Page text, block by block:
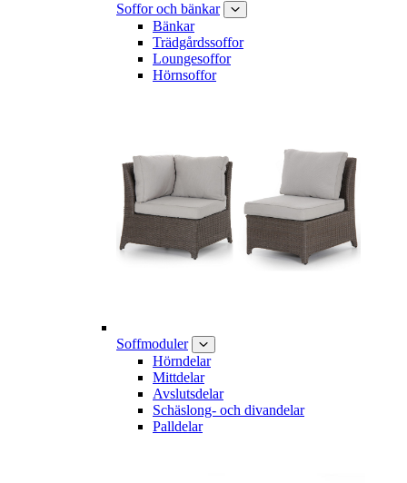
Soffor och bänkar
Bänkar
Trädgårdssoffor
Loungesoffor
Hörnsoffor
Soffmoduler
Hörndelar
Mittdelar
Avslutsdelar
Schäslong- och divandelar
Palldelar